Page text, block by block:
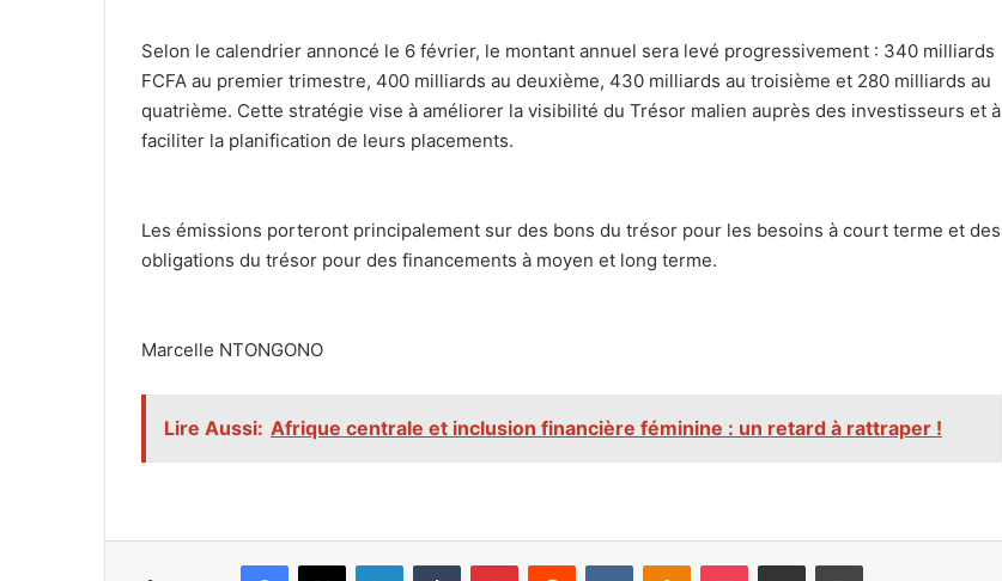
‎Selon le calendrier annoncé le 6 février, le montant annuel sera levé progressivement : 340 milliards
FCFA au premier trimestre, 400 milliards au deuxième, 430 milliards au troisième et 280 milliards au
quatrième. Cette stratégie vise à améliorer la visibilité du Trésor malien auprès des investisseurs et à
faciliter la planification de leurs placements.
‎Les émissions porteront principalement sur des bons du trésor pour les besoins à court terme et des
obligations du trésor pour des financements à moyen et long terme.
‎Marcelle NTONGONO
Lire Aussi: Afrique centrale et inclusion financière féminine : un retard à rattraper !
Facebook
X LinkedinTumblr PinterestReddit VKontakteOdnoklassniki
Pocket Partager par email Imprimer